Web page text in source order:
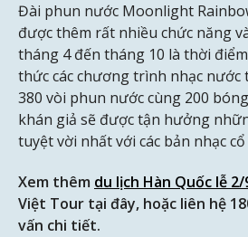
Đài phun nước Moonlight
được thêm rất nhiều chức năng
tháng 4 đến tháng 10 là thời
thức các chương trình nhạc nước
380 vòi phun nước cùng 200
khán giả sẽ được tận hưởng
tuyệt vời nhất với các bản nhạc
Xem thêm du lịch Hàn Quốc lễ 2/
Việt Tour tại đây, hoặc liên hệ
vấn chi tiết.